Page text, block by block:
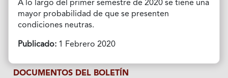
A lo largo del primer semestre de 2020 se tiene una
mayor probabilidad de que se presenten
condiciones neutras.
Publicado:1 Febrero 2020
DOCUMENTOS DEL BOLETÍN